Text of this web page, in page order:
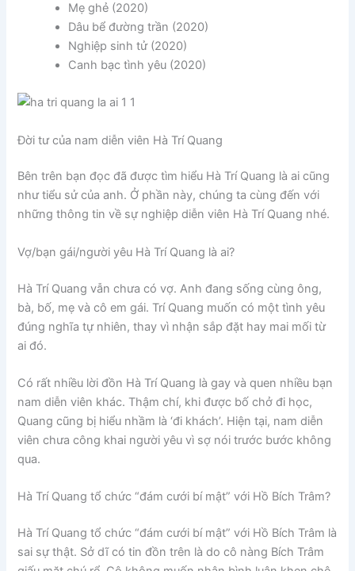
Mẹ ghẻ (2020)
Dâu bể đường trần (2020)
Nghiệp sinh tử (2020)
Canh bạc tình yêu (2020)
Đời tư của nam diễn viên Hà Trí Quang
Bên trên bạn đọc đã được tìm hiểu Hà Trí Quang là ai cũng
như tiểu sử của anh. Ở phần này, chúng ta cùng đến với
những thông tin về sự nghiệp diễn viên Hà Trí Quang nhé.
Vợ/bạn gái/người yêu Hà Trí Quang là ai?
Hà Trí Quang vẫn chưa có vợ. Anh đang sống cùng ông,
bà, bố, mẹ và cô em gái. Trí Quang muốn có một tình yêu
đúng nghĩa tự nhiên, thay vì nhận sắp đặt hay mai mối từ
ai đó.
Có rất nhiều lời đồn Hà Trí Quang là gay và quen nhiều bạn
nam diễn viên khác. Thậm chí, khi được bố chở đi học,
Quang cũng bị hiểu nhầm là ‘đi khách’. Hiện tại, nam diễn
viên chưa công khai người yêu vì sợ nói trước bước không
qua.
Hà Trí Quang tổ chức “đám cưới bí mật” với Hồ Bích Trâm?
Hà Trí Quang tổ chức “đám cưới bí mật” với Hồ Bích Trâm là
sai sự thật. Sở dĩ có tin đồn trên là do cô nàng Bích Trâm